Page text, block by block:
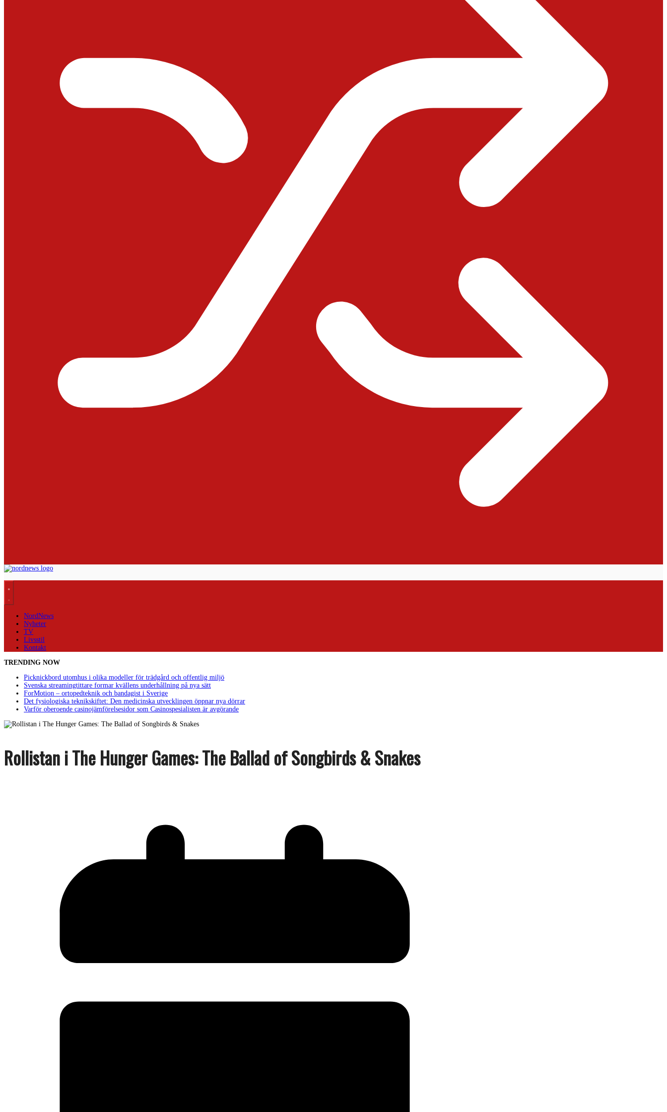
NordNews
Nyheter
TV
Livsstil
Kontakt
TRENDING NOW
Picknickbord utomhus i olika modeller för trädgård och offentlig miljö
Svenska streamingtittare formar kvällens underhållning på nya sätt
ForMotion – ortopedteknik och bandagist i Sverige
Det fysiologiska teknikskiftet: Den medicinska utvecklingen öppnar nya dörrar
Varför oberoende casinojämförelsesidor som Casinospesialisten är avgörande
Rollistan i The Hunger Games: The Ballad of Songbirds & Snakes